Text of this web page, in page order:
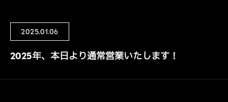
2025.01.06
2025年、本日より通常営業いたします！